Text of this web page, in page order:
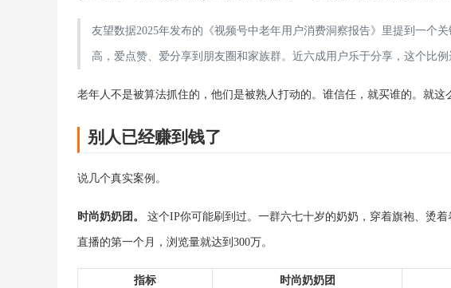
友望数据2025年发布的《视频号中老年用户消费洞察报告》里提到一个
高，爱点赞、爱分享到朋友圈和家族群。近六成用户乐于分享，这个比例
老年人不是被算法抓住的，他们是被熟人打动的。谁信任，就买谁的。就这
别人已经赚到钱了
说几个真实案例。
时尚奶奶团。 这个IP你可能刷到过。一群六七十岁的奶奶，穿着旗袍、烫
直播的第一个月，浏览量就达到300万。
指标 时尚奶奶团